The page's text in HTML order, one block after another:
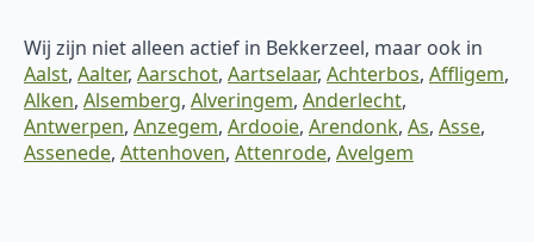
Wij zijn niet alleen actief in Bekkerzeel, maar ook in
Aalst, Aalter, Aarschot, Aartselaar, Achterbos, Affligem,
Alken, Alsemberg, Alveringem, Anderlecht,
Antwerpen, Anzegem, Ardooie, Arendonk, As, Asse,
Assenede, Attenhoven, Attenrode, Avelgem